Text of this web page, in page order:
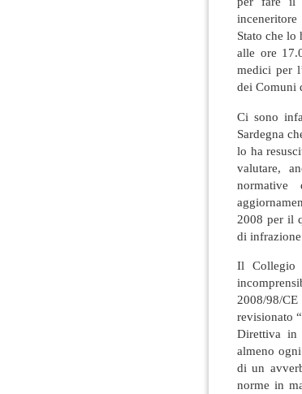
Stato che lo
alle ore
medici per
dei Comuni
Ci sono
Sardegna
lo ha
valutare,
2008 per il
di infrazione
Il Collegio
2008/98/
revisionato
Direttiva in
almeno
di un
norme in